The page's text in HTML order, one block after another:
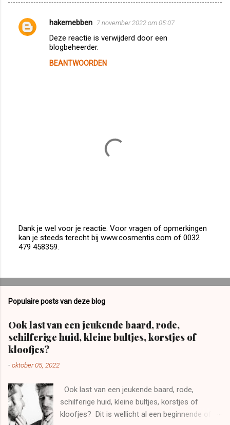
R
hakemebben 7 november 2022 om 05:07
Deze reactie is verwijderd door een
blogbeheerder.
BEANTWOORDEN
E
e
e
a
t
e
p
o
s
e
Dank je wel voor je reactie. Voor vragen of opmerkingen
kan je steeds terecht bij www.cosmentis.com of 0032
479 458359.
Populaire posts van deze blog
Ook last van een jeukende baard, rode,
schilferige huid, kleine bultjes, korstjes of
kloofjes?
-oktober 05, 2022
Ook last van een jeukende baard, rode,
schilferige huid, kleine bultjes, korstjes of
kloofjes? Dit is wellicht al een beginnende of